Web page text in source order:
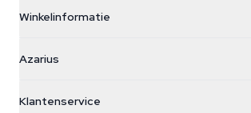
Winkelinformatie
Galvaniweg 11
Nederland
Azarius
Klantenservice